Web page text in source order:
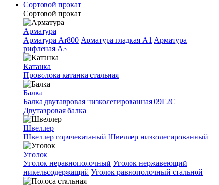
Сортовой прокат
Сортовой прокат
Арматура
Арматура Ат800 Арматура гладкая A1 Арматура
рифленая A3
Катанка
Проволока катанка стальная
Балка
Балка двутавровая низколегированная 09Г2С
Двутавровая балка
Швеллер
Швеллер горячекатаный Швеллер низколегированный
Уголок
Уголок неравнополочный Уголок нержавеющий
никельсодержащий Уголок равнополочный стальной